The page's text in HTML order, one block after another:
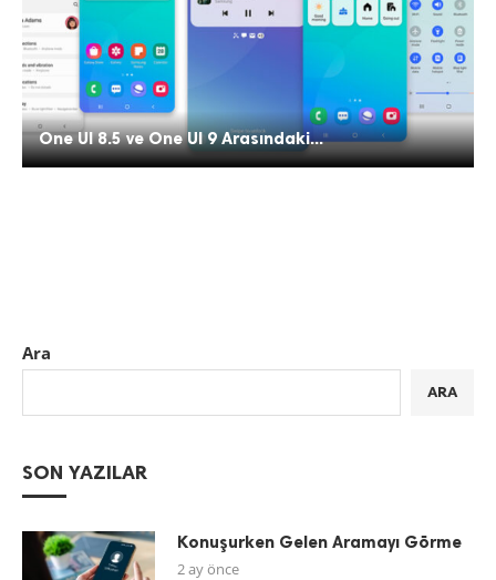
One UI 8.5 ve One UI 9 Arasındaki...
Ara
ARA
SON YAZILAR
Konuşurken Gelen Aramayı Görme
2 ay önce